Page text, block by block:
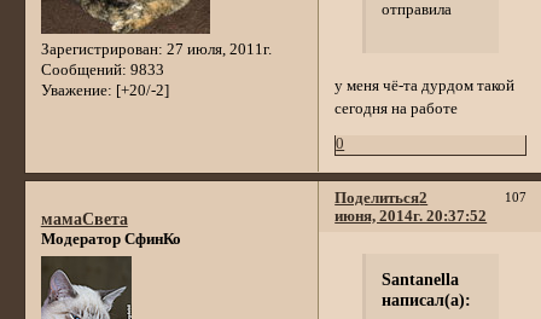
Зарегистрирован: 27 июля, 2011г.
Сообщений: 9833
Уважение: [+20/-2]
отправила
у меня чё-та дурдом такой
сегодня на работе
0
Поделиться 107
2
июня, 2014г. 20:37:52
мамаСвета
Модератор СфинКо
Santanella
написал(а):